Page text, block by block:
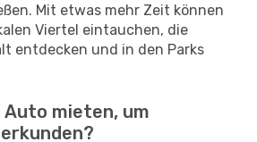
Mit etwas mehr Zeit können
Viertel eintauchen, die
entdecken und in den Parks
mieten, um